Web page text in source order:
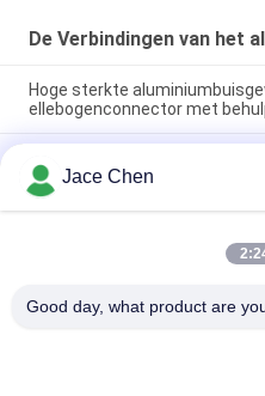
De Verbindingen van het
Hoge sterkte
ellebogenconnector met
zilveren aluminiumbuizen
industriële werkplekken
90 graden vrouwelijk
met gietvorming
Jace Chen
Good day, what product are